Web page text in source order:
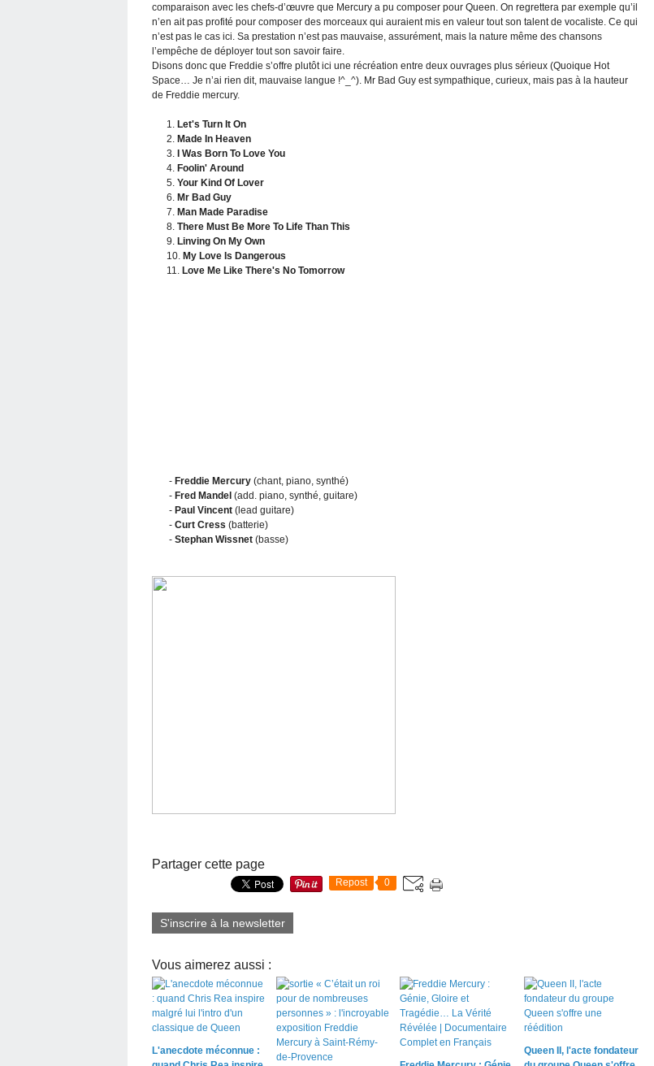
comparaison avec les chefs-d’œuvre que Mercury a pu composer pour Queen. On regrettera par exemple qu’il
n’en ait pas profité pour composer des morceaux qui auraient mis en valeur tout son talent de vocaliste. Ce qui
n’est pas le cas ici. Sa prestation n’est pas mauvaise, assurément, mais la nature même des chansons
l’empêche de déployer tout son savoir faire.
Disons donc que Freddie s’offre plutôt ici une récréation entre deux ouvrages plus sérieux (Quoique Hot
Space… Je n’ai rien dit, mauvaise langue !^_^). Mr Bad Guy est sympathique, curieux, mais pas à la hauteur
de Freddie mercury.
1. Let's Turn It On
2. Made In Heaven
3.
I Was Born To Love You
4. Foolin' Around
5. Your Kind Of Lover
6. Mr Bad Guy
7. Man Made Paradise
8. There Must Be More To Life Than This
9. Linving On My Own
10. My Love Is Dangerous
11. Love Me Like There's No Tomorrow
- Freddie Mercury (chant, piano, synthé)
- Fred Mandel (add. piano, synthé, guitare)
- Paul Vincent (lead guitare)
- Curt Cress (batterie)
- Stephan Wissnet (basse)
Partager cette page
Repost 0
S'inscrire à la newsletter
Vous aimerez aussi :
L'anecdote méconnue :
Queen II, l'acte fondateur